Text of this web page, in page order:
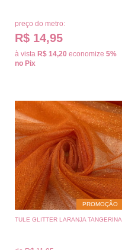
preço do metro:
R$ 14,95
à vista R$ 14,20 economize 5%
no Pix
PROMOÇÃO
TULE GLITTER LARANJA TANGERINA